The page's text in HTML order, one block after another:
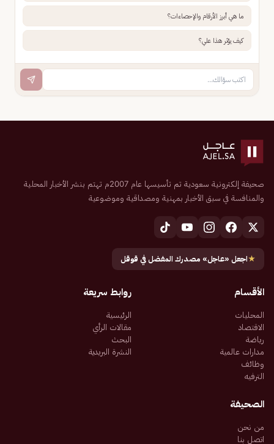
ما هي أبرز الأرقام والإحصاءات؟
كيف يؤثر هذا علي؟
صحيفة إلكترونية سعودية تم تأسيسها عام 2007م تهتم بنشر الأخبار المحلية
والمنافسة في سبق الأخبار بمهنية ومصداقية وموضوعية
★اجعل «عاجل» مصدرك المفضل في قوقل
الأقسام
المحليات
الاقتصاد
رياضة
مدارات عالمية
وظائف
الترفيه
روابط سريعة
الرئيسية
مقالات الرأي
البحث
النشرة البريدية
الصحيفة
من نحن
اتصل بنا